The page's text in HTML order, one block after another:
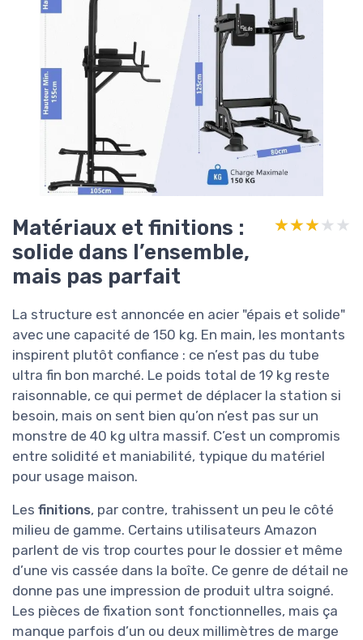
Matériaux et finitions :
solide dans l’ensemble,
mais pas parfait
★★★★★
★★★★★
La structure est annoncée en acier "épais et solide"
avec une capacité de 150 kg. En main, les montants
inspirent plutôt confiance : ce n’est pas du tube
ultra fin bon marché. Le poids total de 19 kg reste
raisonnable, ce qui permet de déplacer la station si
besoin, mais on sent bien qu’on n’est pas sur un
monstre de 40 kg ultra massif. C’est un compromis
entre solidité et maniabilité, typique du matériel
pour usage maison.
Les finitions, par contre, trahissent un peu le côté
milieu de gamme. Certains utilisateurs Amazon
parlent de vis trop courtes pour le dossier et même
d’une vis cassée dans la boîte. Ce genre de détail ne
donne pas une impression de produit ultra soigné.
Les pièces de fixation sont fonctionnelles, mais ça
manque parfois d’un ou deux millimètres de marge